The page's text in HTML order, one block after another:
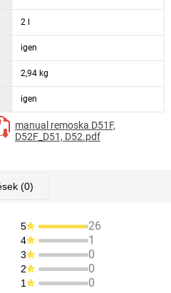
2 l
igen
2,94 kg
igen
manual remoska D51F,
D52F_D51, D52.pdf
(0)
5 26
4 1
3 0
2 0
1 0